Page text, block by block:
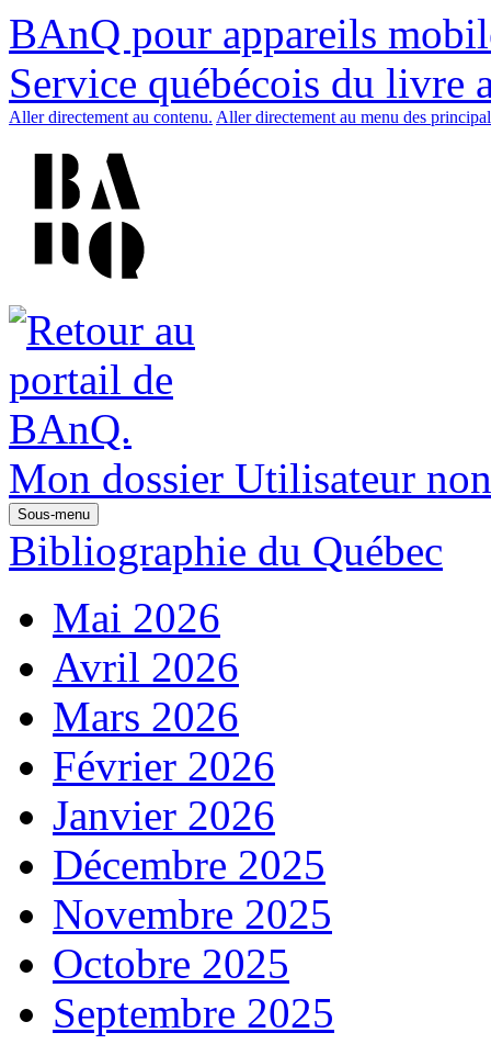
BAnQ pour appareils
Service québécois du livre
Aller directement au contenu. Aller directement au menu des
Mon dossier Utilisateur
Sous-menu
Bibliographie du Québec
Mai 2026
Avril 2026
Mars 2026
Février 2026
Janvier 2026
Décembre 2025
Novembre 2025
Octobre 2025
Septembre 2025